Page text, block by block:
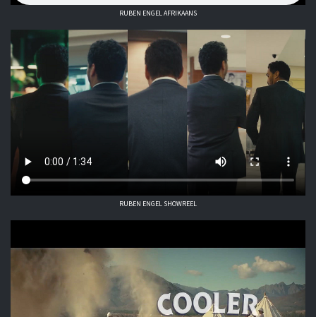
RUBEN ENGEL AFRIKAANS
RUBEN ENGEL SHOWREEL